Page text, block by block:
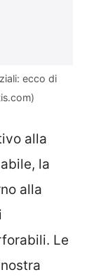
ecco di
alla
la
alla
Le